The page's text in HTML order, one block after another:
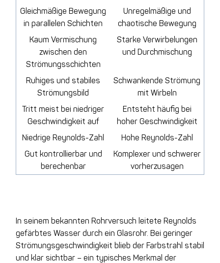
Gleichmäßige Bewegung
in parallelen Schichten
Unregelmäßige und
chaotische Bewegung
Kaum Vermischung
zwischen den
Strömungsschichten
Starke Verwirbelungen
und Durchmischung
Ruhiges und stabiles
Strömungsbild
Schwankende Strömung
mit Wirbeln
Tritt meist bei niedriger
Geschwindigkeit auf
Entsteht häufig bei
hoher Geschwindigkeit
Niedrige Reynolds-Zahl
Hohe Reynolds-Zahl
Gut kontrollierbar und
berechenbar
Komplexer und schwerer
vorherzusagen
In seinem bekannten Rohrversuch leitete Reynolds
gefärbtes Wasser durch ein Glasrohr. Bei geringer
Strömungsgeschwindigkeit blieb der Farbstrahl stabil
und klar sichtbar – ein typisches Merkmal der